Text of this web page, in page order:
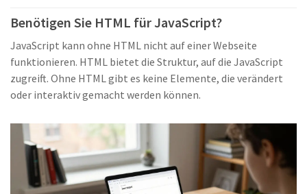
Benötigen Sie HTML für JavaScript?
JavaScript kann ohne HTML nicht auf einer Webseite
funktionieren. HTML bietet die Struktur, auf die JavaScript
zugreift. Ohne HTML gibt es keine Elemente, die verändert
oder interaktiv gemacht werden können.